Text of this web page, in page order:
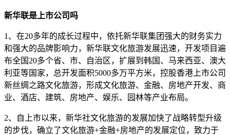
新华联是上市公司吗
1、在20多年的成长过程中，依托新华联集团强大的财务实力
和强大的品牌影响力，新华联文化旅游发展迅速，开发项目遍
布全国20多个省、市、自治区，扩展到韩国、马来西亚、澳大
利亚等国家，总开发面积5000多万平方米，控股香港上市公司
新丝绸之路文化旅游，形成文化旅游、金融、房地产开发、商
业、酒店、建筑、房地产、娱乐、园林等产业布局。
2、自上市以来，新华社文化旅游的发展加快了战略转型升级
的步伐，确立了文化旅游+金融+房地产的发展定位，致力于